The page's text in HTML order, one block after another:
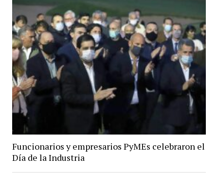
Funcionarios y empresarios PyMEs celebraron el
Día de la Industria